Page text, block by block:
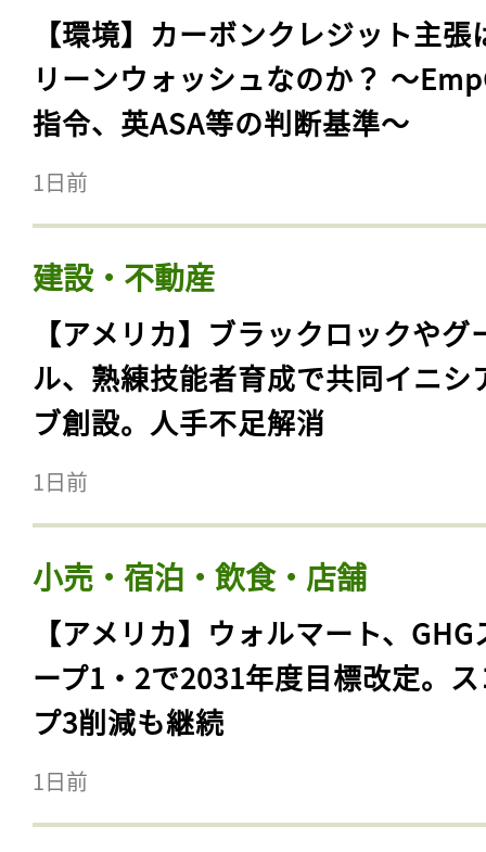
【環境】カーボンクレジット主張
リーンウォッシュなのか？ 〜
指令、英ASA等の判断基準〜
1日前
建設・不動産
【アメリカ】ブラックロックやグ
ル、熟練技能者育成で共同イニシ
ブ創設。人手不足解消
1日前
小売・宿泊・飲食・店舗
【アメリカ】ウォルマート、GHG
ープ1・2で2031年度目標改定。
プ3削減も継続
1日前